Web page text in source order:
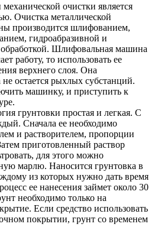
механической очистки является
Очистка металлической
производится шлифованием,
гидроабразивной и
Шлифовальная машина
работу, то использовать ее
верхнего слоя. Она
не остается рыхлых субстанций.
машинку, и приступить к
грунтовки простая и легкая. С
Сначала ее необходимо
и растворителем, пропорции
приготовленный раствор
для этого можно
марлю. Наносится грунтовка в
из которых нужно дать время
ее нанесения займет около 30
необходимо только на
Если средство использовать
покрытии, грунт со временем